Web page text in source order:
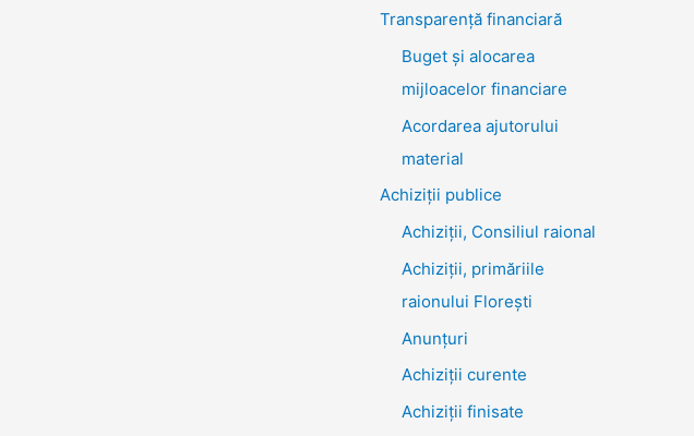
Transparenţă financiară
Buget și alocarea
mijloacelor financiare
Acordarea ajutorului
material
Achiziţii publice
Achiziții, Consiliul raional
Achiziții, primăriile
raionului Florești
Anunțuri
Achiziții curente
Achiziții finisate